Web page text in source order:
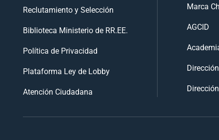
Reclutamiento y Selección
Biblioteca Ministerio de RR.EE.
Política de Privacidad
Plataforma Ley de Lobby
Atención Ciudadana
Marca
AGCID